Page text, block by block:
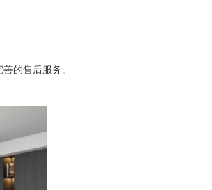
的售后服务。